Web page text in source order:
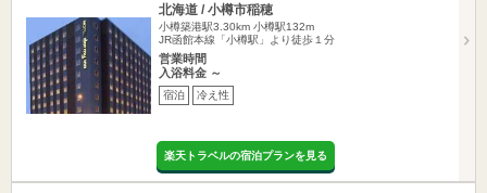
北海道 / 小樽市稲穂
小樽築港駅3.30km 小樽駅132m
JR函館本線「小樽駅」より徒歩１分
営業時間
入浴料金 ～
宿泊 冷え性
楽天トラベルの宿泊プランを見る